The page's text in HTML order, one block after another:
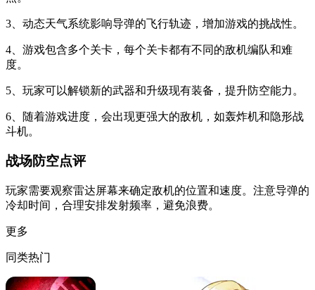
3、动态天气系统影响导弹的飞行轨迹，增加游戏的挑战性。
4、游戏包含多个关卡，每个关卡都有不同的敌机编队和难
度。
5、玩家可以解锁新的武器和升级现有装备，提升防空能力。
6、随着游戏进度，会出现更强大的敌机，如轰炸机和隐形战
斗机。
战场防空点评
玩家需要观察雷达屏幕来确定敌机的位置和速度。注意导弹的
冷却时间，合理安排发射频率，避免浪费。
更多
同类热门